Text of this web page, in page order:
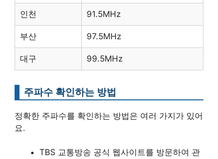
인천 91.5MHz
부산 97.5MHz
대구 99.5MHz
주파수 확인하는 방법
정확한 주파수를 확인하는 방법은 여러 가지가 있어
요.
TBS 교통방송 공식 웹사이트를 방문하여 관